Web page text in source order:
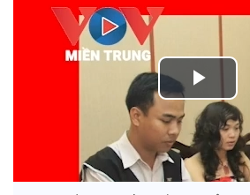
P
l
a
VÀI PHÚT DÀNH CHO QUẢNG BÁ